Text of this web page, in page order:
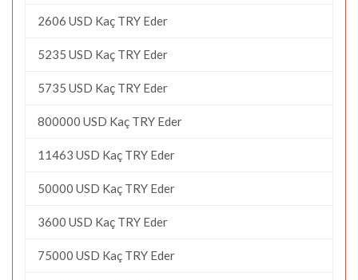
2606 USD Kaç TRY Eder
5235 USD Kaç TRY Eder
5735 USD Kaç TRY Eder
800000 USD Kaç TRY Eder
11463 USD Kaç TRY Eder
50000 USD Kaç TRY Eder
3600 USD Kaç TRY Eder
75000 USD Kaç TRY Eder